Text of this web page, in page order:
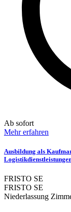
Ab sofort
Mehr erfahren
Ausbildung als
FRISTO SE
FRISTO SE
Niederlassung